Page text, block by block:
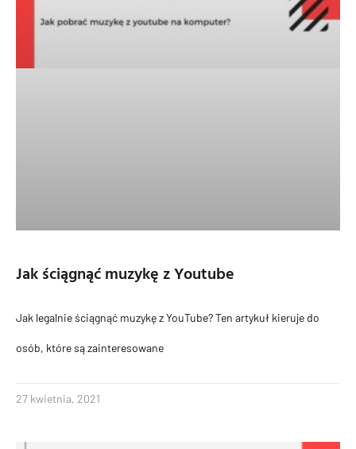
Jak ściągnąć muzykę z Youtube
Jak legalnie ściągnąć muzykę z YouTube? Ten artykuł kieruje do
osób, które są zainteresowane
27 kwietnia, 2021